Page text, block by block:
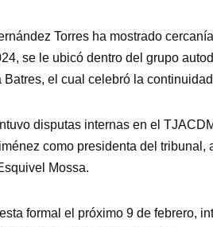
Torres ha mostrado
se le ubicó dentro del grupo
el cual celebró la
disputas internas en el
como presidenta del
Mossa.
formal el próximo 9 de febrero,